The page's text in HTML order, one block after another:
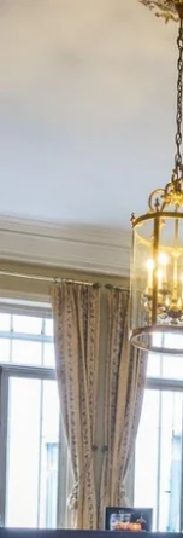
Martin's
Bilzen, 4*